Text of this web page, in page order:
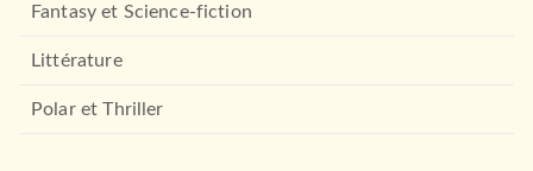
Fantasy et Science-fiction
Littérature
Polar et Thriller